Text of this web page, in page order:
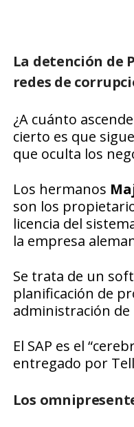
La detención de
redes de
¿A cuánto
cierto es que
que oculta los
Los hermanos
son los
licencia del
la empresa
Se trata de un
planificación de
administración
El SAP es el
entregado por
Los